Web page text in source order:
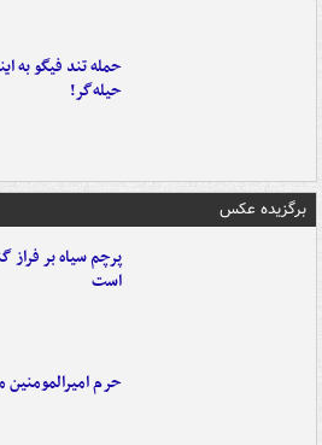
حمله تند فیگو به
حیله‌گر!
برگزیده عکس
پرچم سیاه بر فراز
است
حرم